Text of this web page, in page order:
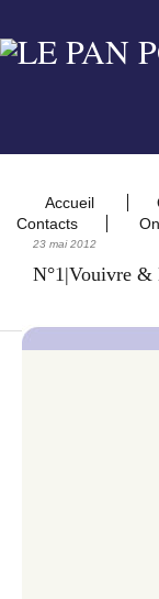
Accueil
Contacts
23 mai 2012
N°1|Vouivre &